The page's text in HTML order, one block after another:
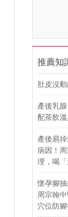
推薦
肚皮沒
產後乳
配茶飲
產後易
病因！
理，喝「
懷孕腳抽
周宗翰
穴位防腳